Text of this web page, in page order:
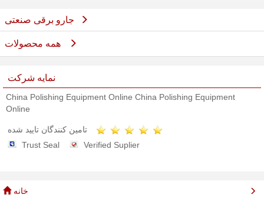
جارو برقی صنعتی
نمایه شرکت
China Polishing Equipment Online China Polishing Equipment
Online
تامین کنندگان تایید شده
Trust Seal
Verified Suplier
خانه